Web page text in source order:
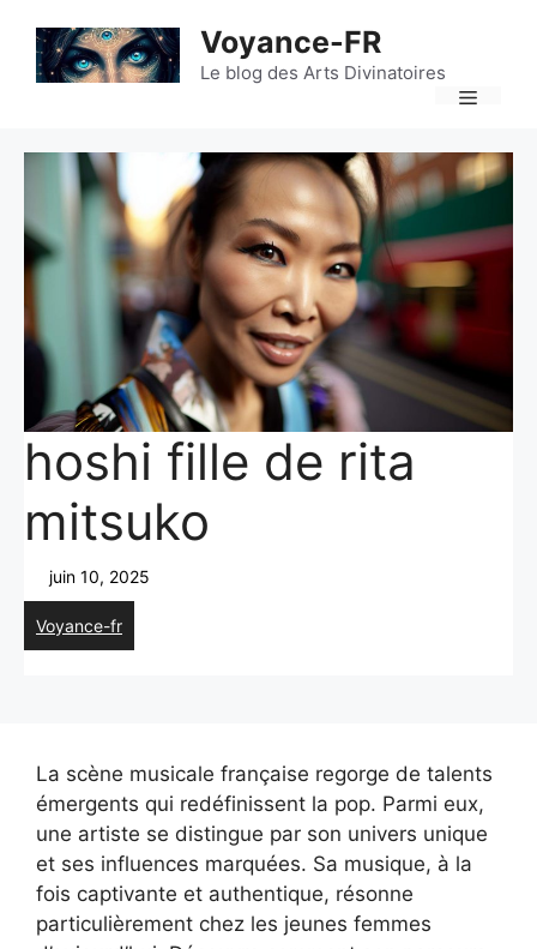
contenu
Voyance-FR
Le blog des Arts Divinatoires
hoshi fille de rita
mitsuko
juin 10, 2025
Voyance-fr
La scène musicale française regorge de talents
émergents qui redéfinissent la pop. Parmi eux,
une artiste se distingue par son univers unique
et ses influences marquées. Sa musique, à la
fois captivante et authentique, résonne
particulièrement chez les jeunes femmes